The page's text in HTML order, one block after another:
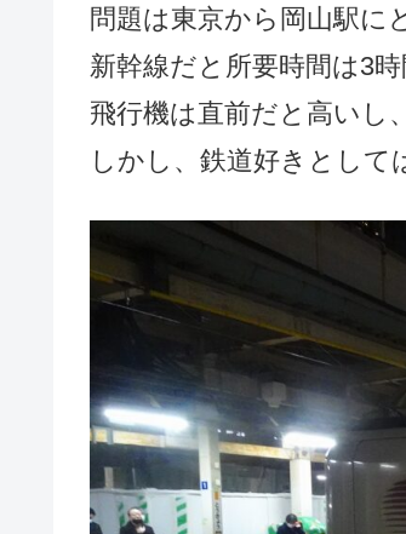
問題は東京から岡山駅に
新幹線だと所要時間は3
飛行機は直前だと高いし
しかし、鉄道好きとして